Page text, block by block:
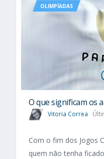
OLIMPÍADAS
O que significam os
Vitoria Correa
Com o fim dos Jogos
quem não tenha